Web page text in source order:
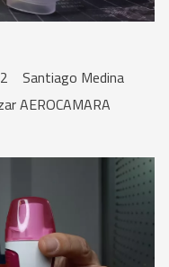
Santiago Medina
AEROCAMARA